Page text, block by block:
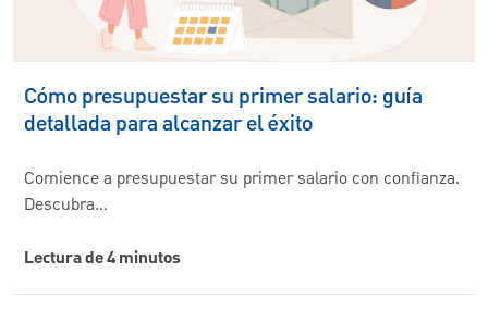
Cómo presupuestar su primer salario: guía
detallada para alcanzar el éxito
Comience a presupuestar su primer salario con confianza.
Descubra…
Lectura de 4 minutos